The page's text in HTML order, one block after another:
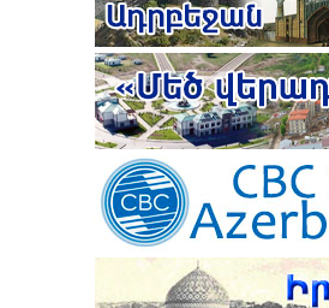
ԹՈՒՐՔԻԱՆ ՍԿՍԵԼ Է ԱՔՅԱՔԱ-
ՎԵՐԱԿԱՆԳՆՈՒՄԸ
ԲԱՔՎԻ ԴԱՏԱՐԱՆԸ
ՔԱՂԱՔԱՑԻՆԵՐԻ ՎԵՐԱԲԵՐՅԱԼ
ԱԴՐԲԵՋԱՆԻ ՄԻԼԻ ՄԱՋԼԻՍԻ
ՆԱԽԱԳԱՀ ԻԼՀԱՄ ԱԼԻԵՎԸ